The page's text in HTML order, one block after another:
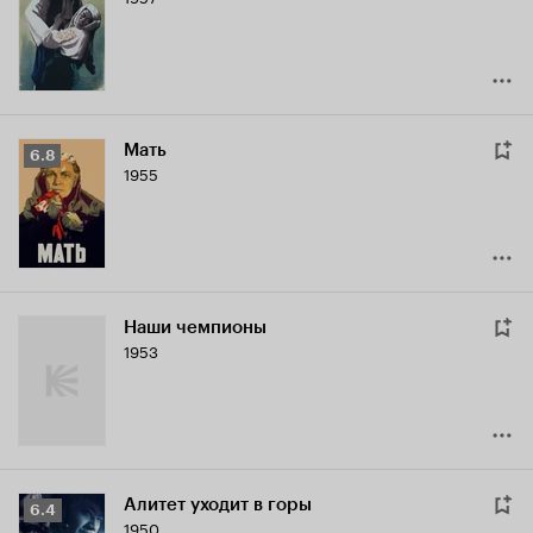
7.2
Рейтинг
Кинопоиска
6.8
6.8 Мать
1955
Наши чемпионы
1953
Рейтинг
6.4 Алитет уходит в горы
1950